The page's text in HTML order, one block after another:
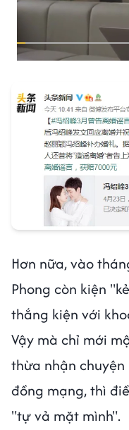
Hơn nữa, vào
Phong còn kiện
thắng kiện với
Vậy mà chỉ mới
thừa nhận
đồng mạng, thì
"tự vả mặt mình".